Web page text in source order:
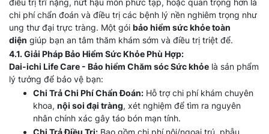
điều trị trĩ nặng, nứt hậu môn phức tạp, hoặc quan trọng hơn là
chi phí chẩn đoán và điều trị các bệnh lý nền nghiêm trọng như
ung thư đại trực tràng. Một gói bảo hiểm sức khỏe toàn
diện giúp bạn an tâm thăm khám sớm và điều trị triệt để.
4.1. Giải Pháp Bảo Hiểm Sức Khỏe Phù Hợp:
Dai-ichi Life Care - Bảo hiểm Chăm sóc Sức khỏe là sản phẩm
lý tưởng để bảo vệ bạn:
Chi Trả Chi Phí Chẩn Đoán: Hỗ trợ chi phí khám chuyên
khoa, nội soi đại tràng, xét nghiệm để tìm ra nguyên
nhân chính xác gây táo bón mạn tính.
Chi Trả Điều Trị: Bao gồm chi phí nội/ngoại trú, phẫu